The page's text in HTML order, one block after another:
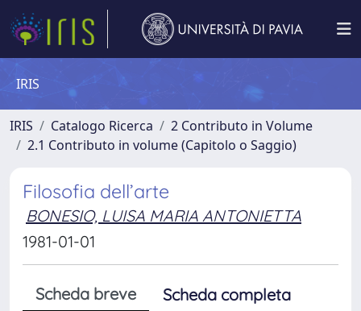
IRIS
IRIS Catalogo Ricerca
2 Contributo in Volume
2.1 Contributo in volume (Capitolo o Saggio)
Filosofia dell’arte
BONESIO, LUISA MARIA ANTONIETTA
1981-01-01
Scheda breve
Scheda completa